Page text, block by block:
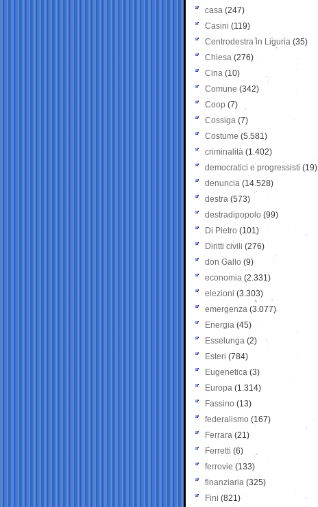
casa (247)
Casini (119)
Centrodestra in Liguria (35)
Chiesa (276)
Cina (10)
Comune (342)
Coop (7)
Cossiga (7)
Costume (5.581)
criminalità (1.402)
democratici e progressisti (19)
denuncia (14.528)
destra (573)
destradipopolo (99)
Di Pietro (101)
Diritti civili (276)
don Gallo (9)
economia (2.331)
elezioni (3.303)
emergenza (3.077)
Energia (45)
Esselunga (2)
Esteri (784)
Eugenetica (3)
Europa (1.314)
Fassino (13)
federalismo (167)
Ferrara (21)
Ferretti (6)
ferrovie (133)
finanziaria (325)
Fini (821)